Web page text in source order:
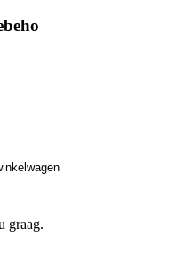
graag.